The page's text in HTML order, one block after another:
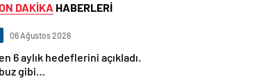
DAKİKA HABERLERİ
06 Ağustos 2026
6 aylık hedeflerini açıkladı.
gibi…